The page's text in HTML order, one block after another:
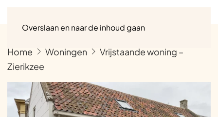
Overslaan en naar de inhoud gaan
Home Woningen
Vrijstaande woning –
Zierikzee